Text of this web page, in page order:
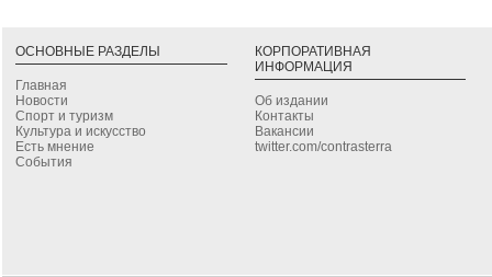
ОСНОВНЫЕ РАЗДЕЛЫ
Главная
Новости
Спорт и туризм
Культура и искусство
Есть мнение
События
КОРПОРАТИВНАЯ
ИНФОРМАЦИЯ
Об издании
Контакты
Вакансии
twitter.com/contrasterra